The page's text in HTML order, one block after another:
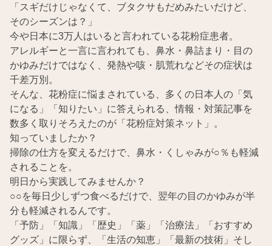
「スギだけじゃなくて、ブタクサもだめみたいだけど、
そのシーズンは？」
今や日本に3万人はいると言われている花粉症患者。
アレルギーと一言に言われても、鼻水・鼻詰まり・目の
かゆみだけではなく、発熱や咳・肌荒れなどその症状は
千差万別。
そんな、花粉症に悩まされている、多くの日本人の「気
になる」「知りたい」に答えられる、情報・対策記事を
数多く取りそろえたのが「花粉症対策ネット」。
知っていましたか？
掃除の仕方を変えるだけで、鼻水・くしゃみが○％も軽減
されることを。
明日から実践してみませんか？
○○を毎日少しずつ食べるだけで、翌年の目のかゆみが半
分も軽減されるんです。
「予防」「知識」「歴史」「薬」「治療法」「おすすめ
グッズ」に限らず、「生活の知恵」「最新の技術」そし